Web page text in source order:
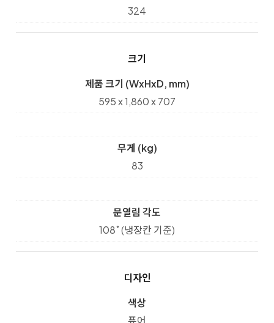
324
크기
제품 크기 (WxHxD, mm)
595 x 1,860 x 707
무게 (kg)
83
문열림 각도
108˚ (냉장칸 기준)
디자인
색상
퓨어